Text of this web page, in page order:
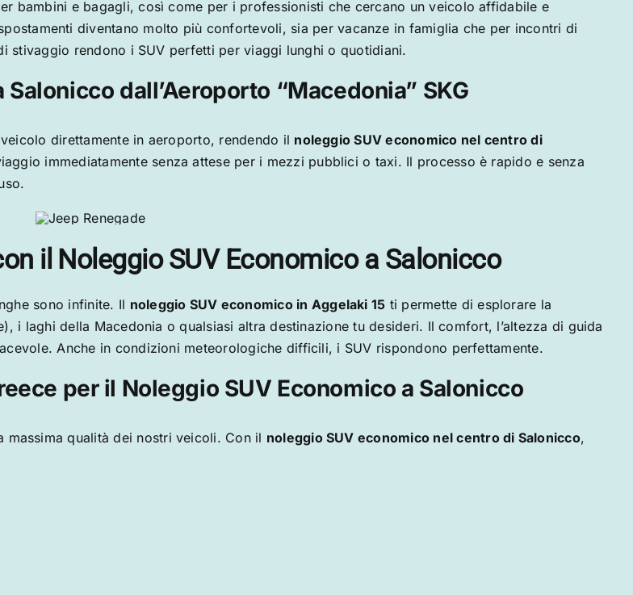
bambini e bagagli, così come per i professionisti che cercano un veicolo affidabile e
diventano molto più confortevoli, sia per vacanze in famiglia che per incontri di
stivaggio rendono i SUV perfetti per viaggi lunghi o quotidiani.
dall’Aeroporto “Macedonia” SKG
direttamente in aeroporto, rendendo il noleggio SUV economico nel centro di
immediatamente senza attese per i mezzi pubblici o taxi. Il processo è rapido e senza
il Noleggio SUV Economico a Salonicco
sono infinite. Il noleggio SUV economico in Aggelaki 15 ti permette di esplorare la
i laghi della Macedonia o qualsiasi altra destinazione tu desideri. Il comfort, l’altezza di guida
Anche in condizioni meteorologiche difficili, i SUV rispondono perfettamente.
per il Noleggio SUV Economico a Salonicco
qualità dei nostri veicoli. Con il noleggio SUV economico nel centro di Salonicco,